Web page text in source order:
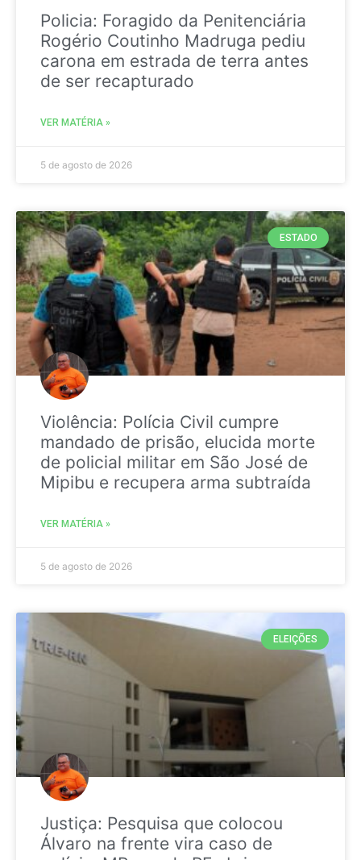
Policia: Foragido da Penitenciária
Rogério Coutinho Madruga pediu
carona em estrada de terra antes
de ser recapturado
VER MATÉRIA »
5 de agosto de 2026
ESTADO
Violência: Polícia Civil cumpre
mandado de prisão, elucida morte
de policial militar em São José de
Mipibu e recupera arma subtraída
VER MATÉRIA »
5 de agosto de 2026
ELEIÇÕES
Justiça: Pesquisa que colocou
Álvaro na frente vira caso de